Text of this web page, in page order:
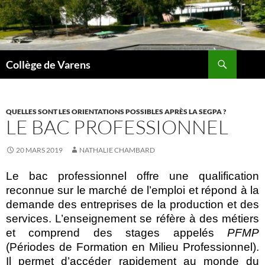
Aller
au
contenu
Collège de Varens
QUELLES SONT LES ORIENTATIONS POSSIBLES APRÈS LA SEGPA ?
LE BAC PROFESSIONNEL
20 MARS 2019 NATHALIE CHAMBARD
Le bac professionnel offre une qualification
reconnue sur le marché de l’emploi et répond à la
demande des entreprises de la production et des
services. L’enseignement se réfère à des métiers
et comprend des stages appelés PFMP
(Périodes de Formation en Milieu Professionnel).
Il permet d’accéder rapidement au monde du